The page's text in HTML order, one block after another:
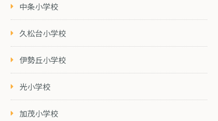
中条小学校
久松台小学校
伊勢丘小学校
光小学校
加茂小学校